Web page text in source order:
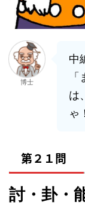
博士
中
は
ゃ！
第２１問
討・卦・